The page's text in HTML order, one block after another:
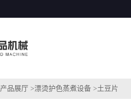
产品展厅 >漂烫护色蒸煮设备 >土豆片